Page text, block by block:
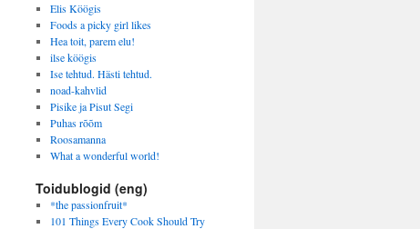
Elis Köögis
Foods a picky girl likes
Hea toit, parem elu!
ilse köögis
Ise tehtud. Hästi tehtud.
noad-kahvlid
Pisike ja Pisut Segi
Puhas rõõm
Roosamanna
What a wonderful world!
Toidublogid (eng)
*the passionfruit*
101 Things Every Cook Should Try